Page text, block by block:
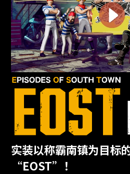
实装以称霸南镇为目标
“EOST”！